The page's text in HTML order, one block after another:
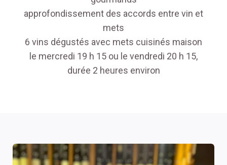
approfondissement des accords entre vin et
mets
6 vins dégustés avec mets cuisinés maison
le mercredi 19 h 15 ou le vendredi 20 h 15,
durée 2 heures environ